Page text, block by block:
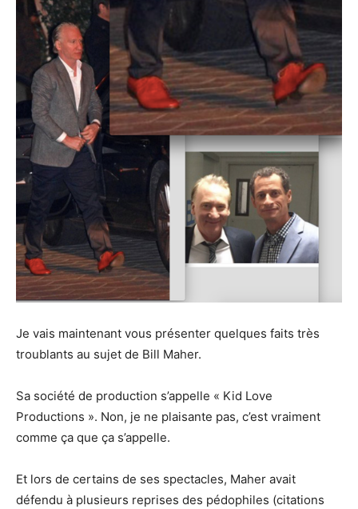
Je vais maintenant vous présenter quelques faits très
troublants au sujet de Bill Maher.
Sa société de production s’appelle « Kid Love
Productions ». Non, je ne plaisante pas, c’est vraiment
comme ça que ça s’appelle.
Et lors de certains de ses spectacles, Maher avait
défendu à plusieurs reprises des pédophiles (citations